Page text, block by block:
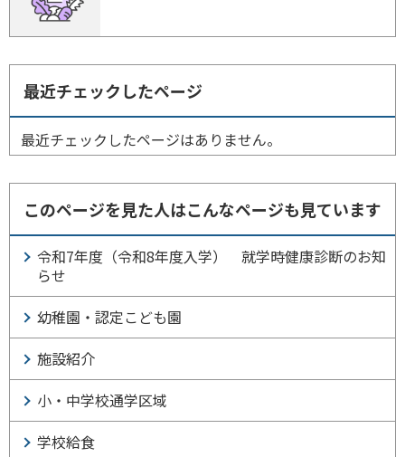
最近チェックしたページ
最近チェックしたページはありません。
このページを見た人はこんなページも見ています
令和7年度（令和8年度入学） 就学時健康診断のお知
らせ
幼稚園・認定こども園
施設紹介
小・中学校通学区域
学校給食